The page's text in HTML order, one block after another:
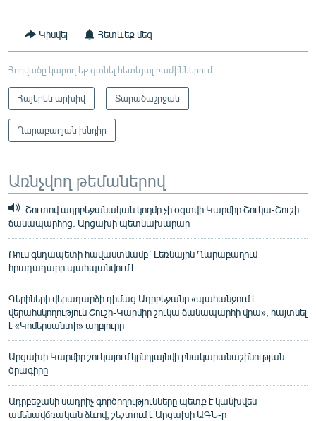
Կիսվել Հետևեք մեզ
Հոդվածը կարող եք գտնել հետևյալ բաժիններում
Հայերեն արխիվ Տարածաշրջան
Ղարաբաղյան խնդիր
Առնչվող թեմաներով
Շուտով ադրբեջանական կողմը չի օգտվի Կարմիր Շուկա-Շուշի
ճանապարհից. Արցախի պետնախարար
Ռուս գնդապետի հավաստմամբ` Լեռնային Ղարաբաղում
հրադադարը պահպանվում է
Գերիների վերադարձի դիմաց Ադրբեջանը «պահանջում է
վերահսկողություն Շուշի-Կարմիր շուկա ճանապարհի վրա», հայտնել
է «Կոմերսանտի» աղբյուրը
Արցախի Կարմիր շուկայում կընդլայնվի բնակարանաշինության
ծրագիրը
Ադրբեջանի սադրիչ գործողությունները պետք է կանխվեն
ամենավճռական ձևով, շեշտում է Արցախի ԱԳՆ-ը